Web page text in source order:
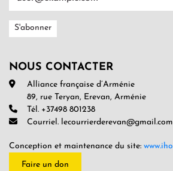
NOUS CONTACTER
Alliance française d’Arménie
89, rue Teryan, Erevan, Arménie
Tél. +37498 801238
Courriel. lecourrierderevan@gmail.com
Conception et maintenance du site:
Faire un don